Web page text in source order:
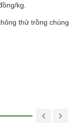
kg.
thử trồng chúng